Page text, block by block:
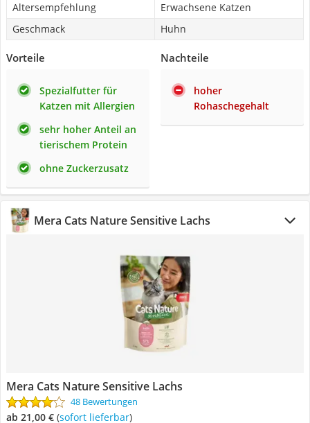
Altersempfehlung
Erwachsene Katzen
Geschmack
Huhn
Vorteile
Spezialfutter für
Katzen mit Allergien
sehr hoher Anteil an
tierischem Protein
ohne Zuckerzusatz
Nachteile
hoher
Rohaschegehalt
Mera Cats Nature Sensitive Lachs
Mera Cats Nature Sensitive Lachs
48 Bewertungen
ab 21,00 € ( Sofort lieferbar)